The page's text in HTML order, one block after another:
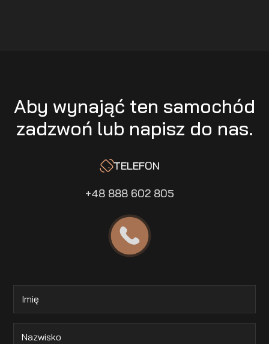
Aby wynająć ten samochód
zadzwoń lub napisz do nas.
TELEFON
+48 888 602 805